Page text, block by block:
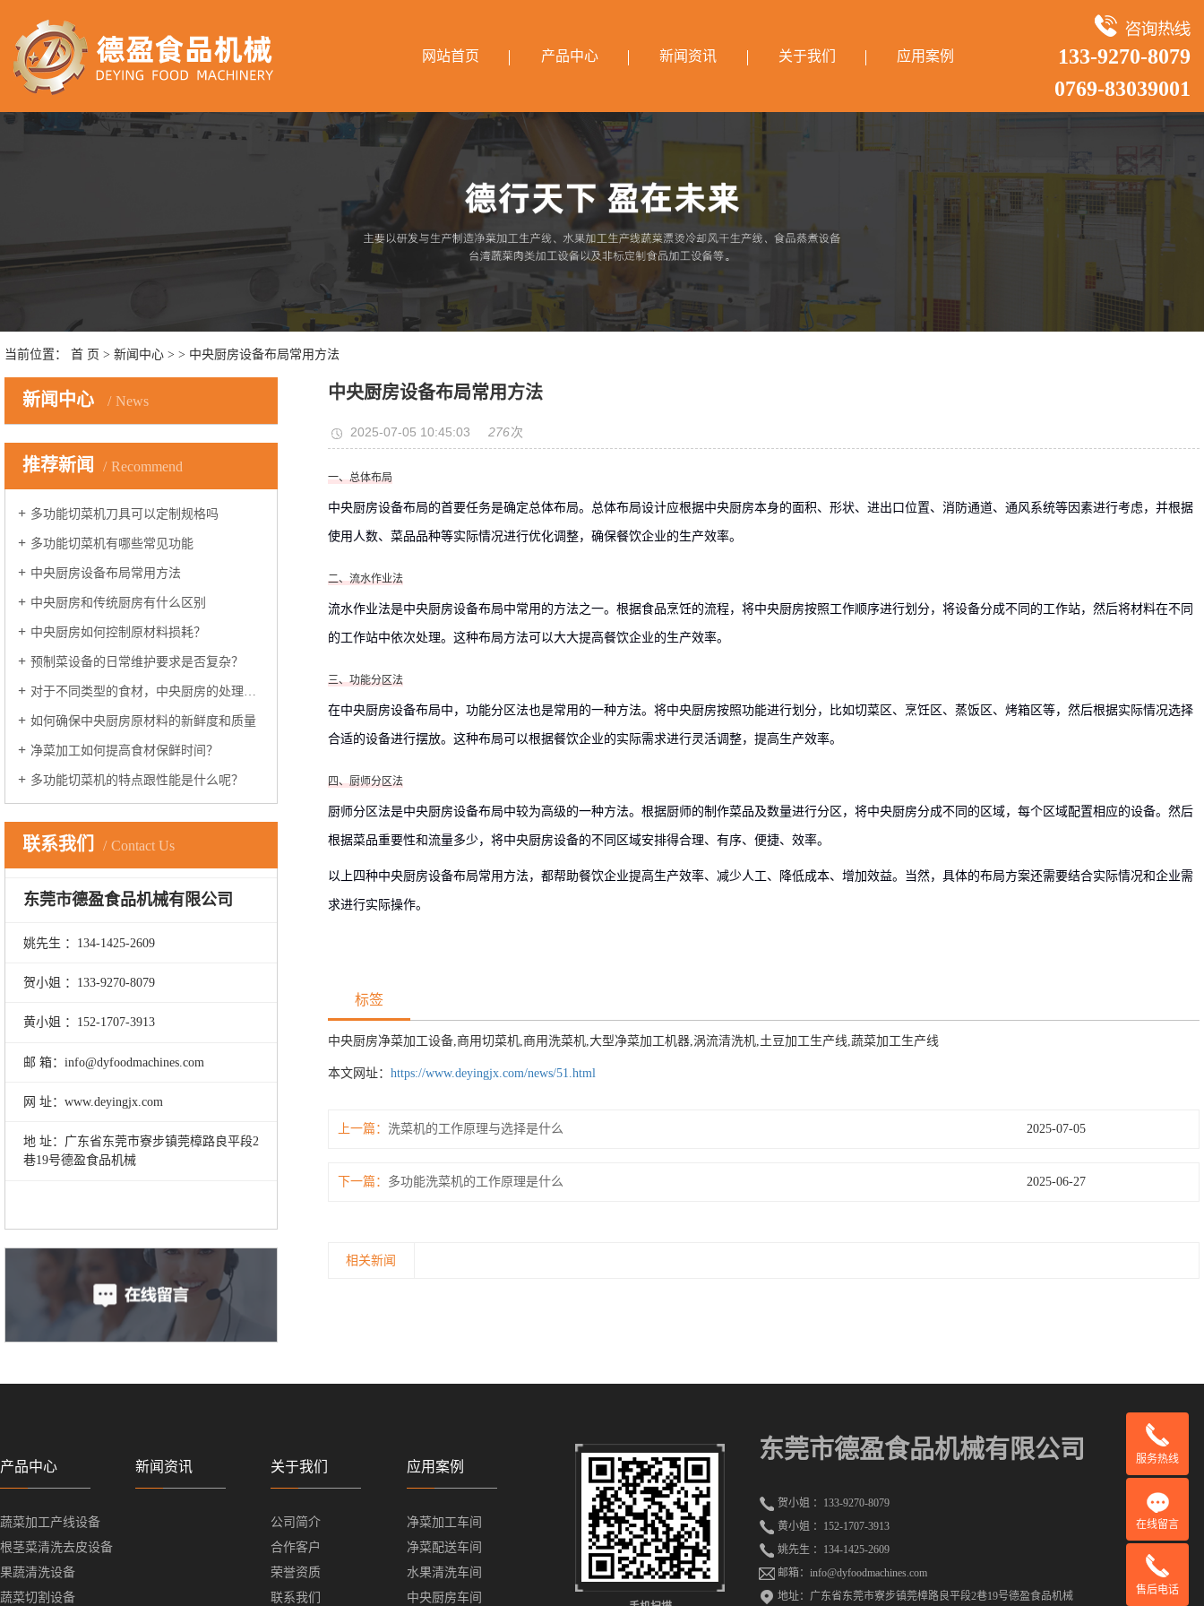
网站首页 产品中心 新闻资讯 关于我们 应用案例
133-9270-8079
0769-83039001
当前位置： 首 页 > 新闻中心 > > 中央厨房设备布局常用方法
新闻中心 News
推荐新闻 Recommend
多功能切菜机刀具可以定制规格吗
多功能切菜机有哪些常见功能
中央厨房设备布局常用方法
中央厨房和传统厨房有什么区别
中央厨房如何控制原材料损耗？
预制菜设备的日常维护要求是否复杂？
对于不同类型的食材，中央厨房的处理方法有何不同
如何确保中央厨房原材料的新鲜度和质量
净菜加工如何提高食材保鲜时间？
多功能切菜机的特点跟性能是什么呢？
联系我们 Contact Us
东莞市德盈食品机械有限公司
姚先生 ：134-1425-2609
贺小姐 ：133-9270-8079
黄小姐 ：152-1707-3913
邮 箱：info@dyfoodmachines.com
网 址：www.deyingjx.com
地 址：广东省东莞市寮步镇莞樟路良平段2
巷19号德盈食品机械
中央厨房设备布局常用方法
2025-07-05 10:45:03 276次
一、总体布局
中央厨房设备布局的首要任务是确定总体布局。总体布局设计应根据中央厨房本身的面积、形状、进出口位置、消防通道、通风系统等因素进行考虑，并根据
使用人数、菜品品种等实际情况进行优化调整，确保餐饮企业的生产效率。
二、流水作业法
流水作业法是中央厨房设备布局中常用的方法之一。根据食品烹饪的流程，将中央厨房按照工作顺序进行划分，将设备分成不同的工作站，然后将材料在不同
的工作站中依次处理。这种布局方法可以大大提高餐饮企业的生产效率。
三、功能分区法
在中央厨房设备布局中，功能分区法也是常用的一种方法。将中央厨房按照功能进行划分，比如切菜区、烹饪区、蒸饭区、烤箱区等，然后根据实际情况选择
合适的设备进行摆放。这种布局可以根据餐饮企业的实际需求进行灵活调整，提高生产效率。
四、厨师分区法
厨师分区法是中央厨房设备布局中较为高级的一种方法。根据厨师的制作菜品及数量进行分区，将中央厨房分成不同的区域，每个区域配置相应的设备。然后
根据菜品重要性和流量多少，将中央厨房设备的不同区域安排得合理、有序、便捷、效率。
以上四种中央厨房设备布局常用方法，都帮助餐饮企业提高生产效率、减少人工、降低成本、增加效益。当然，具体的布局方案还需要结合实际情况和企业需
求进行实际操作。
标签
中央厨房净菜加工设备,商用切菜机,商用洗菜机,大型净菜加工机器,涡流清洗机,土豆加工生产线,蔬菜加工生产线
本文网址： https://www.deyingjx.com/news/51.html
上一篇： 洗菜机的工作原理与选择是什么 2025-07-05
下一篇： 多功能洗菜机的工作原理是什么 2025-06-27
相关新闻
产品中心
蔬菜加工产线设备
根茎菜清洗去皮设备
果蔬清洗设备
蔬菜切割设备
新闻资讯 关于我们
公司简介
合作客户
荣誉资质
联系我们
应用案例
净菜加工车间
净菜配送车间
水果清洗车间
中央厨房车间
东莞市德盈食品机械有限公司
贺小姐 ：133-9270-8079
黄小姐 ：152-1707-3913
姚先生 ：134-1425-2609
邮箱：info@dyfoodmachines.com
地址：广东省东莞市寮步镇莞樟路良平段2巷19号德盈食品机械
服务热线
在线留言
售后电话